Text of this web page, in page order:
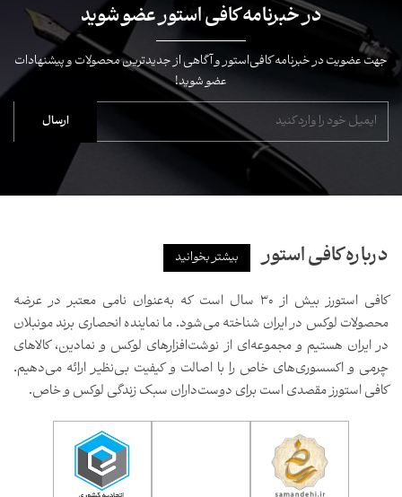
در خبرنامه کافی استور عضو شوید
جهت عضویت در خبرنامه کافی‌استور و آگاهی از جدیدترین محصولات و پیشنهادات
عضو شوید!
درباره کافی استور بیشتر بخوانید
کافی استورز بیش از ۳۰ سال است که به‌عنوان نامی معتبر در عرضه
محصولات لوکس در ایران شناخته می‌شود. ما نماینده انحصاری برند مونبلان
در ایران هستیم و مجموعه‌ای از نوشت‌افزارهای لوکس و نمادین، کالاهای
چرمی و اکسسوری‌های خاص را با اصالت و کیفیت بی‌نظیر ارائه می‌دهیم.
کافی استورز مقصدی است برای دوست‌داران سبک زندگی لوکس و خاص.